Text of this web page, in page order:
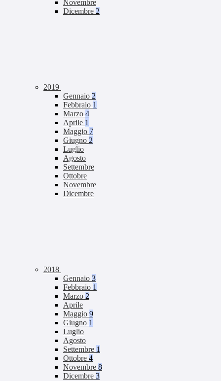
Novembre
Dicembre 2
2019
Gennaio 2
Febbraio 1
Marzo 4
Aprile 1
Maggio 7
Giugno 2
Luglio
Agosto
Settembre
Ottobre
Novembre
Dicembre
2018
Gennaio 3
Febbraio 1
Marzo 2
Aprile
Maggio 9
Giugno 1
Luglio
Agosto
Settembre 1
Ottobre 4
Novembre 8
Dicembre 3